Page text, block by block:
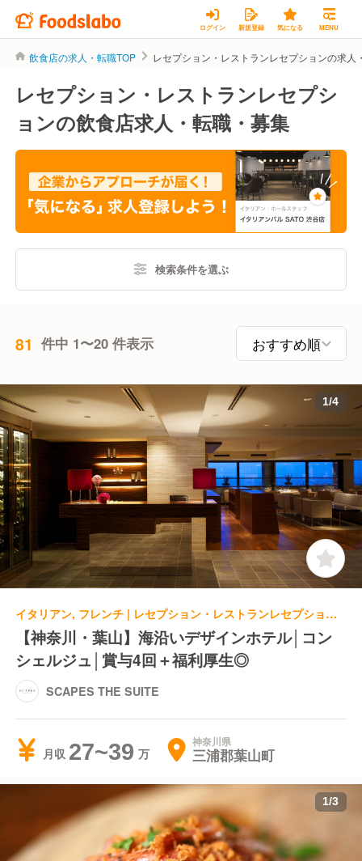
ログイン 新規登録 気になる MENU
飲食店の求人・転職TOP レセプション・レストランレセプションの求人
レセプション・レストランレセプシ
ョンの飲食店求人・転職・募集
検索条件を選ぶ
81 件中 1〜20 件表示
1/4
イタリアン, フレンチ | レセプション・レストランレセプション | SCAPES THE SUITE
【神奈川・葉山】海沿いデザインホテル│コン
シェルジュ│賞与4回＋福利厚生◎
SCAPES THE SUITE
月収 27~39 神奈川県
三浦郡葉山町
1/3